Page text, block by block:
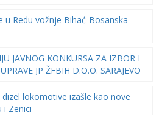
u Redu vožnje Bihać-Bosanska
JAVNOG KONKURSA ZA IZBOR I
JP ŽFBIH D.O.O. SARAJEVO
dizel lokomotive izašle kao nove
i Zenici